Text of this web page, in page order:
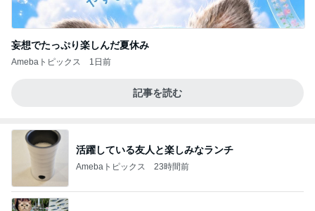
妄想でたっぷり楽しんだ夏休み
Amebaトピックス 1日前
記事を読む
活躍している友人と楽しみなランチ
Amebaトピックス 23時間前